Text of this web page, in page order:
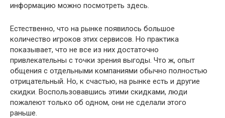
информацию можно посмотреть здесь.
Естественно, что на рынке появилось большое
количество игроков этих сервисов. Но практика
показывает, что не все из них достаточно
привлекательны с точки зрения выгоды. Что ж, опыт
общения с отдельными компаниями обычно полностью
отрицательный. Но, к счастью, на рынке есть и другие
скидки. Воспользовавшись этими скидками, люди
пожалеют только об одном, они не сделали этого
раньше.